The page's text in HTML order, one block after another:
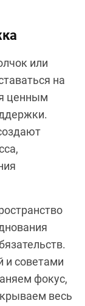
или
на
ценным
и советами
фокус,
весь